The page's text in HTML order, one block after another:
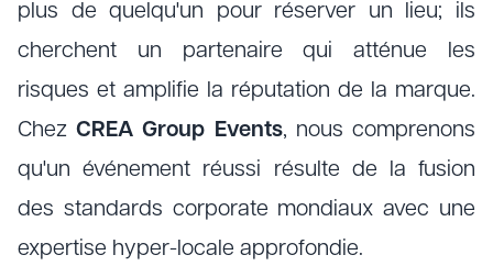
plus de quelqu'un pour réserver un lieu; ils
cherchent un partenaire qui atténue les
risques et amplifie la réputation de la marque.
ChezCREA Group Events, nous comprenons
qu'un événement réussi résulte de la fusion
des standards corporate mondiaux avec une
expertise hyper-locale approfondie.